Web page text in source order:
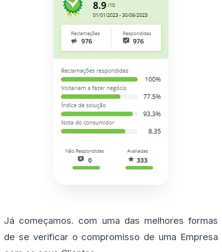
Já começamos. com uma das melhores formas
de se verificar o compromisso de uma Empresa